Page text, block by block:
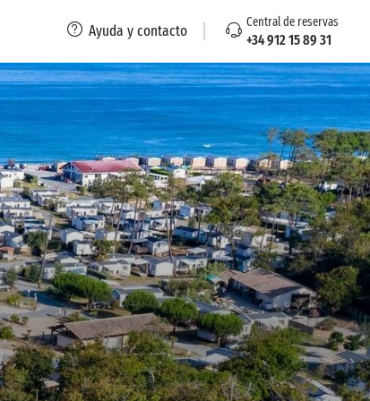
Ayuda y contacto Central de reservas
+34 912 15 89 31